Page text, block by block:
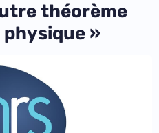
théorème
»